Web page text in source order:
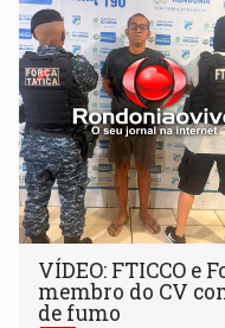
VÍDEO: FTICCO e
membro do CV
de fumo